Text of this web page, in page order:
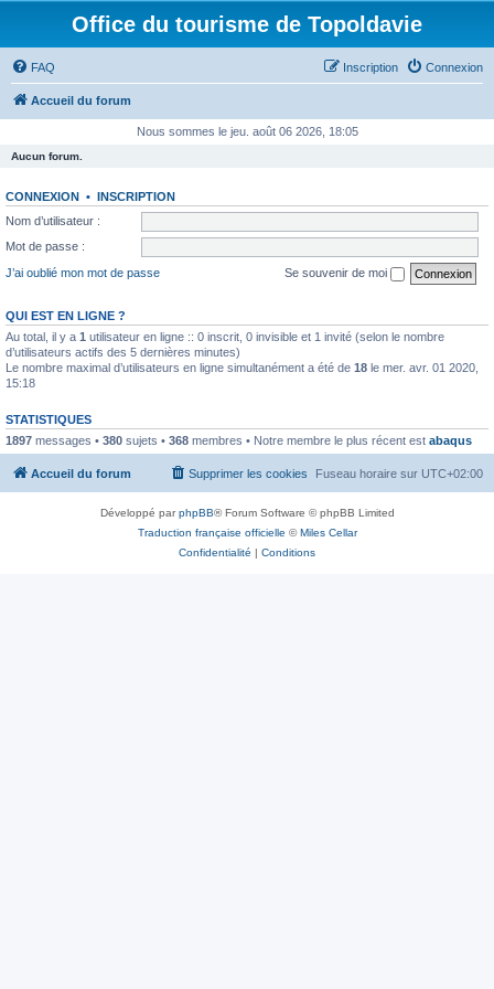
Office du tourisme de Topoldavie
FAQ Connexion
Inscription
Accueil du forum
Nous sommes le jeu. août 06 2026, 18:05
Aucun forum.
CONNEXION • INSCRIPTION
Nom d’utilisateur :
Mot de passe :
J’ai oublié mon mot de passe
Se souvenir de moi
QUI EST EN LIGNE ?
Au total, il y a 1 utilisateur en ligne :: 0 inscrit, 0 invisible et 1 invité (selon le nombre
d’utilisateurs actifs des 5 dernières minutes)
Le nombre maximal d’utilisateurs en ligne simultanément a été de 18 le mer. avr. 01 2020,
15:18
STATISTIQUES
1897 messages • 380 sujets • 368 membres • Notre membre le plus récent est abaqus
Accueil du forum Fuseau horaire sur UTC+02:00
Supprimer les cookies
Développé parphpBB® Forum Software © phpBB Limited
Traduction française officielle ©Miles Cellar
Confidentialité | Conditions